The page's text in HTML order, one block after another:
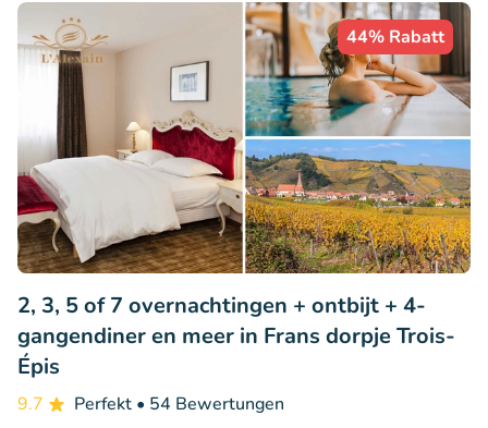
44% Rabatt
2, 3, 5 of 7 overnachtingen + ontbijt + 4-
gangendiner en meer in Frans dorpje Trois-
Épis
9.7 Perfekt • 54 Bewertungen